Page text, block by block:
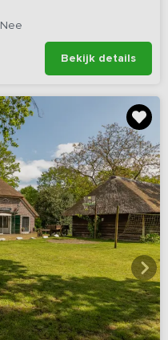
Nee
Bekijk details